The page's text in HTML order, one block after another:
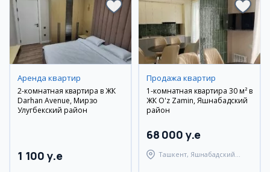
Аренда квартир
2-комнатная квартира в ЖК
Darhan Avenue, Мирзо
Улугбекский район
1 100 y.e
Продажа квартир
1-комнатная квартира 30 м² в
ЖК O'z Zamin, Яшнабадский
район
68 000 y.e
Ташкент, Яшнабадский